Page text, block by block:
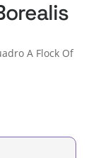
A Flock Of